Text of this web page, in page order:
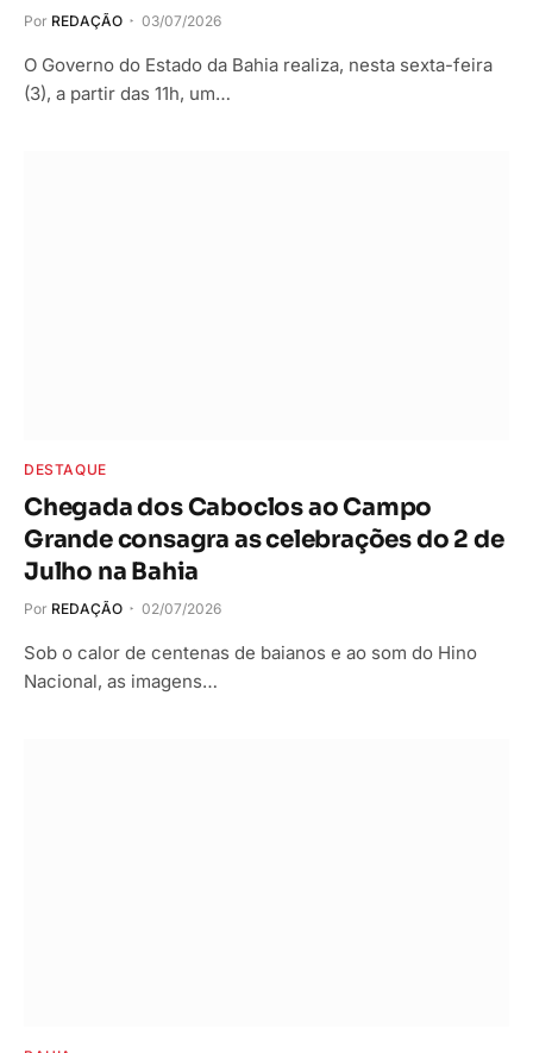
Por REDAÇÃO 03/07/2026
O Governo do Estado da Bahia realiza, nesta sexta-feira
(3), a partir das 11h, um…
DESTAQUE
Chegada dos Caboclos ao Campo
Grande consagra as celebrações do 2 de
Julho na Bahia
Por REDAÇÃO 02/07/2026
Sob o calor de centenas de baianos e ao som do Hino
Nacional, as imagens…